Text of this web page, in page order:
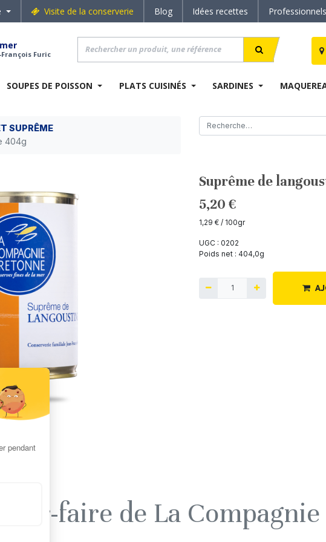
Visite de la conserverie Blog Idées recettes
Furic
SOUPES DE POISSON PLATS CUISINÉS SARDINES
SUPRÊME
404g
Suprême de
5,20 €
1,29 € / 100gr
UGC : 0202
Poids net : 404,0g
faire de La